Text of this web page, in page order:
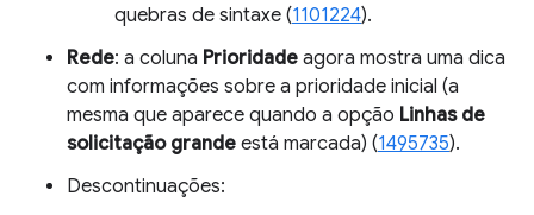
quebras de sintaxe (1101224).
Rede: a coluna Prioridade agora mostra uma dica
com informações sobre a prioridade inicial (a
mesma que aparece quando a opção Linhas de
solicitação grande está marcada) (1495735).
Descontinuações: